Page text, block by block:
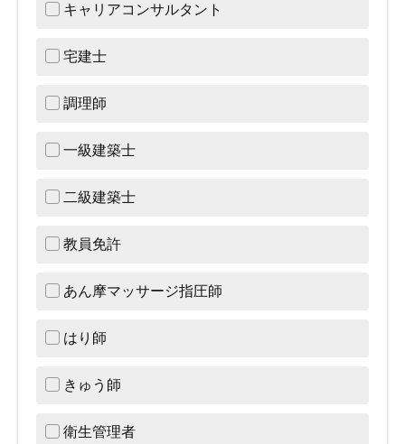
キャリアコンサルタント
宅建士
調理師
一級建築士
二級建築士
教員免許
あん摩マッサージ指圧師
はり師
きゅう師
衛生管理者